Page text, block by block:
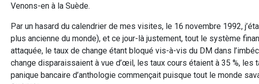
Venons-en à la Suède.
Par un hasard du calendrier de mes visites, le 16 novembre 1992,
plus ancienne du monde), et ce jour-là justement, tout le système
attaquée, le taux de change étant bloqué vis-à-vis du DM dans
change disparaissaient à vue d’œil, les taux cours étaient à 35 %, les
panique bancaire d’anthologie commençait puisque tout le monde